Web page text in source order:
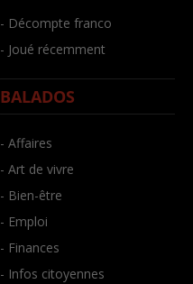
- Décompte franco
- Joué récemment
BALADOS
- Affaires
- Art de vivre
- Bien-être
- Emploi
- Finances
- Infos citoyennes